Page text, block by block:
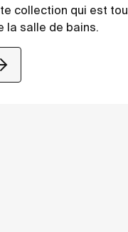
collection qui est
la salle de bains.